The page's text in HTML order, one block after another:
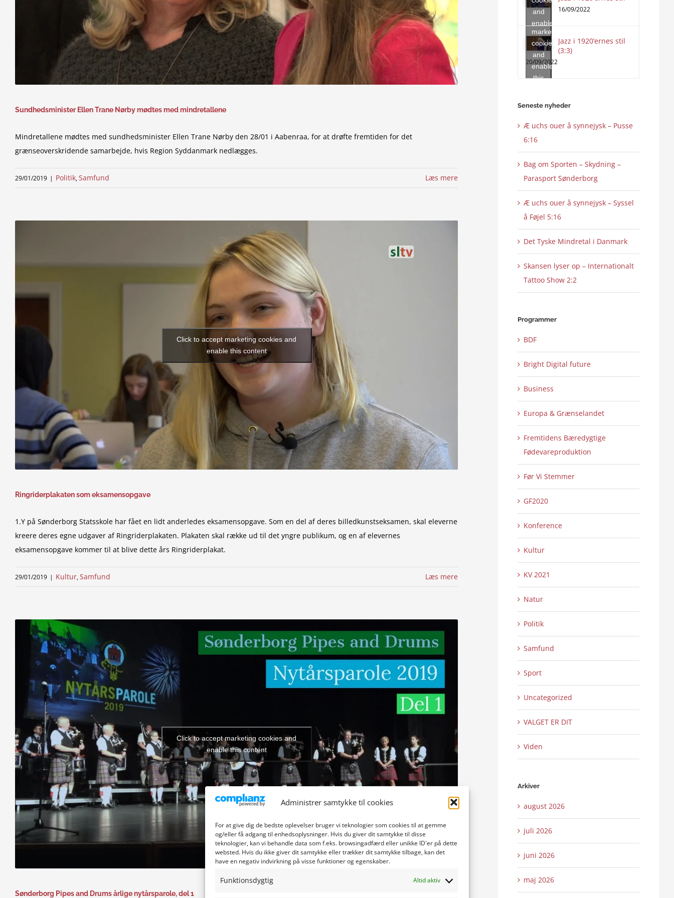
Administrer samtykke til cookies
For at give dig de bedste oplevelser bruger vi teknologier som cookies til at gemme
og/eller få adgang til enhedsoplysninger. Hvis du giver dit samtykke til disse
teknologier, kan vi behandle data som f.eks. browsingadfærd eller unikke ID'er på dette
websted. Hvis du ikke giver dit samtykke eller trækker dit samtykke tilbage, kan det
have en negativ indvirkning på visse funktioner og egenskaber.
Funktionsdygtig Altid aktiv
Sundhedsminister Ellen Trane Nørby mødtes med mindretallene
Mindretallene mødtes med sundhedsminister Ellen Trane Nørby den 28/01 i Aabenraa, for at drøfte fremtiden for det
grænseoverskridende samarbejde, hvis Region Syddanmark nedlægges.
29/01/2019 | Politik,Samfund Læs mere
Click to accept marketing cookies and
enable this content
Ringriderplakaten som eksamensopgave
1.Y på Sønderborg Statsskole har fået en lidt anderledes eksamensopgave. Som en del af deres billedkunstseksamen, skal eleverne
kreere deres egne udgaver af Ringriderplakaten. Plakaten skal række ud til det yngre publikum, og en af elevernes
eksamensopgave kommer til at blive dette års Ringriderplakat.
29/01/2019 | Kultur,Samfund Læs mere
Click to accept marketing cookies and
enable this content
Sønderborg Pipes and Drums årlige nytårsparole, del 1
and
enable
this
content
16/09/2022
to
accept
marketing
cookies
and
enable
this
Jazz i 1920’ernes stil
(3:3)
20/09/2022
Seneste nyheder
Æ uchs ouer å synnejysk – Pusse
6:16
Bag om Sporten – Skydning –
Parasport Sønderborg
Æ uchs ouer å synnejysk – Syssel
å Føjel 5:16
Det Tyske Mindretal i Danmark
Skansen lyser op – Internationalt
Tattoo Show 2:2
Programmer
BDF
Bright Digital future
Business
Europa & Grænselandet
Fremtidens Bæredygtige
Fødevareproduktion
Før Vi Stemmer
GF2020
Konference
Kultur
KV 2021
Natur
Politik
Samfund
Sport
Uncategorized
VALGET ER DIT
Viden
Arkiver
august 2026
juli 2026
juni 2026
maj 2026